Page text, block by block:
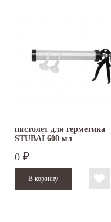
пистолет для герметика
STUBAI 600 мл
0 ₽